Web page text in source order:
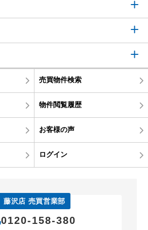
売買物件検索
物件閲覧履歴
お客様の声
ログイン
藤沢店 売買営業部
0120-158-380